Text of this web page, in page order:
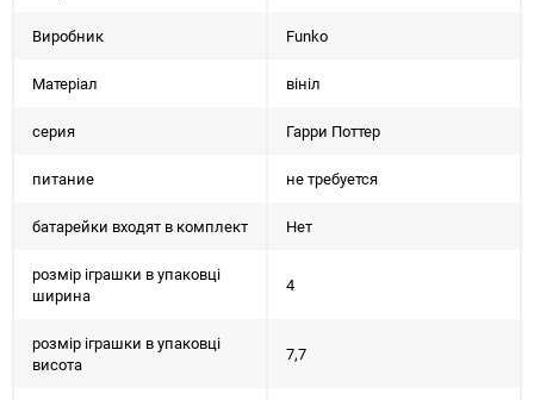
Виробник Funko
Матеріал вініл
серия Гарри Поттер
питание не требуется
батарейки входят в комплект Нет
розмір іграшки в упаковці
ширина
4
розмір іграшки в упаковці
висота
7,7